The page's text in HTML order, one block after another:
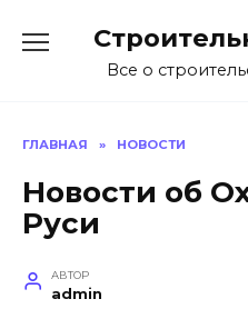
содержаниюВсе о
ГЛАВНАЯ » НОВОСТИ
Новости об
Руси
АВТОР
admin